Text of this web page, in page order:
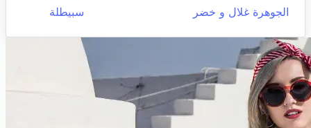
الجوهرة غلال و خضر
سبيطلة